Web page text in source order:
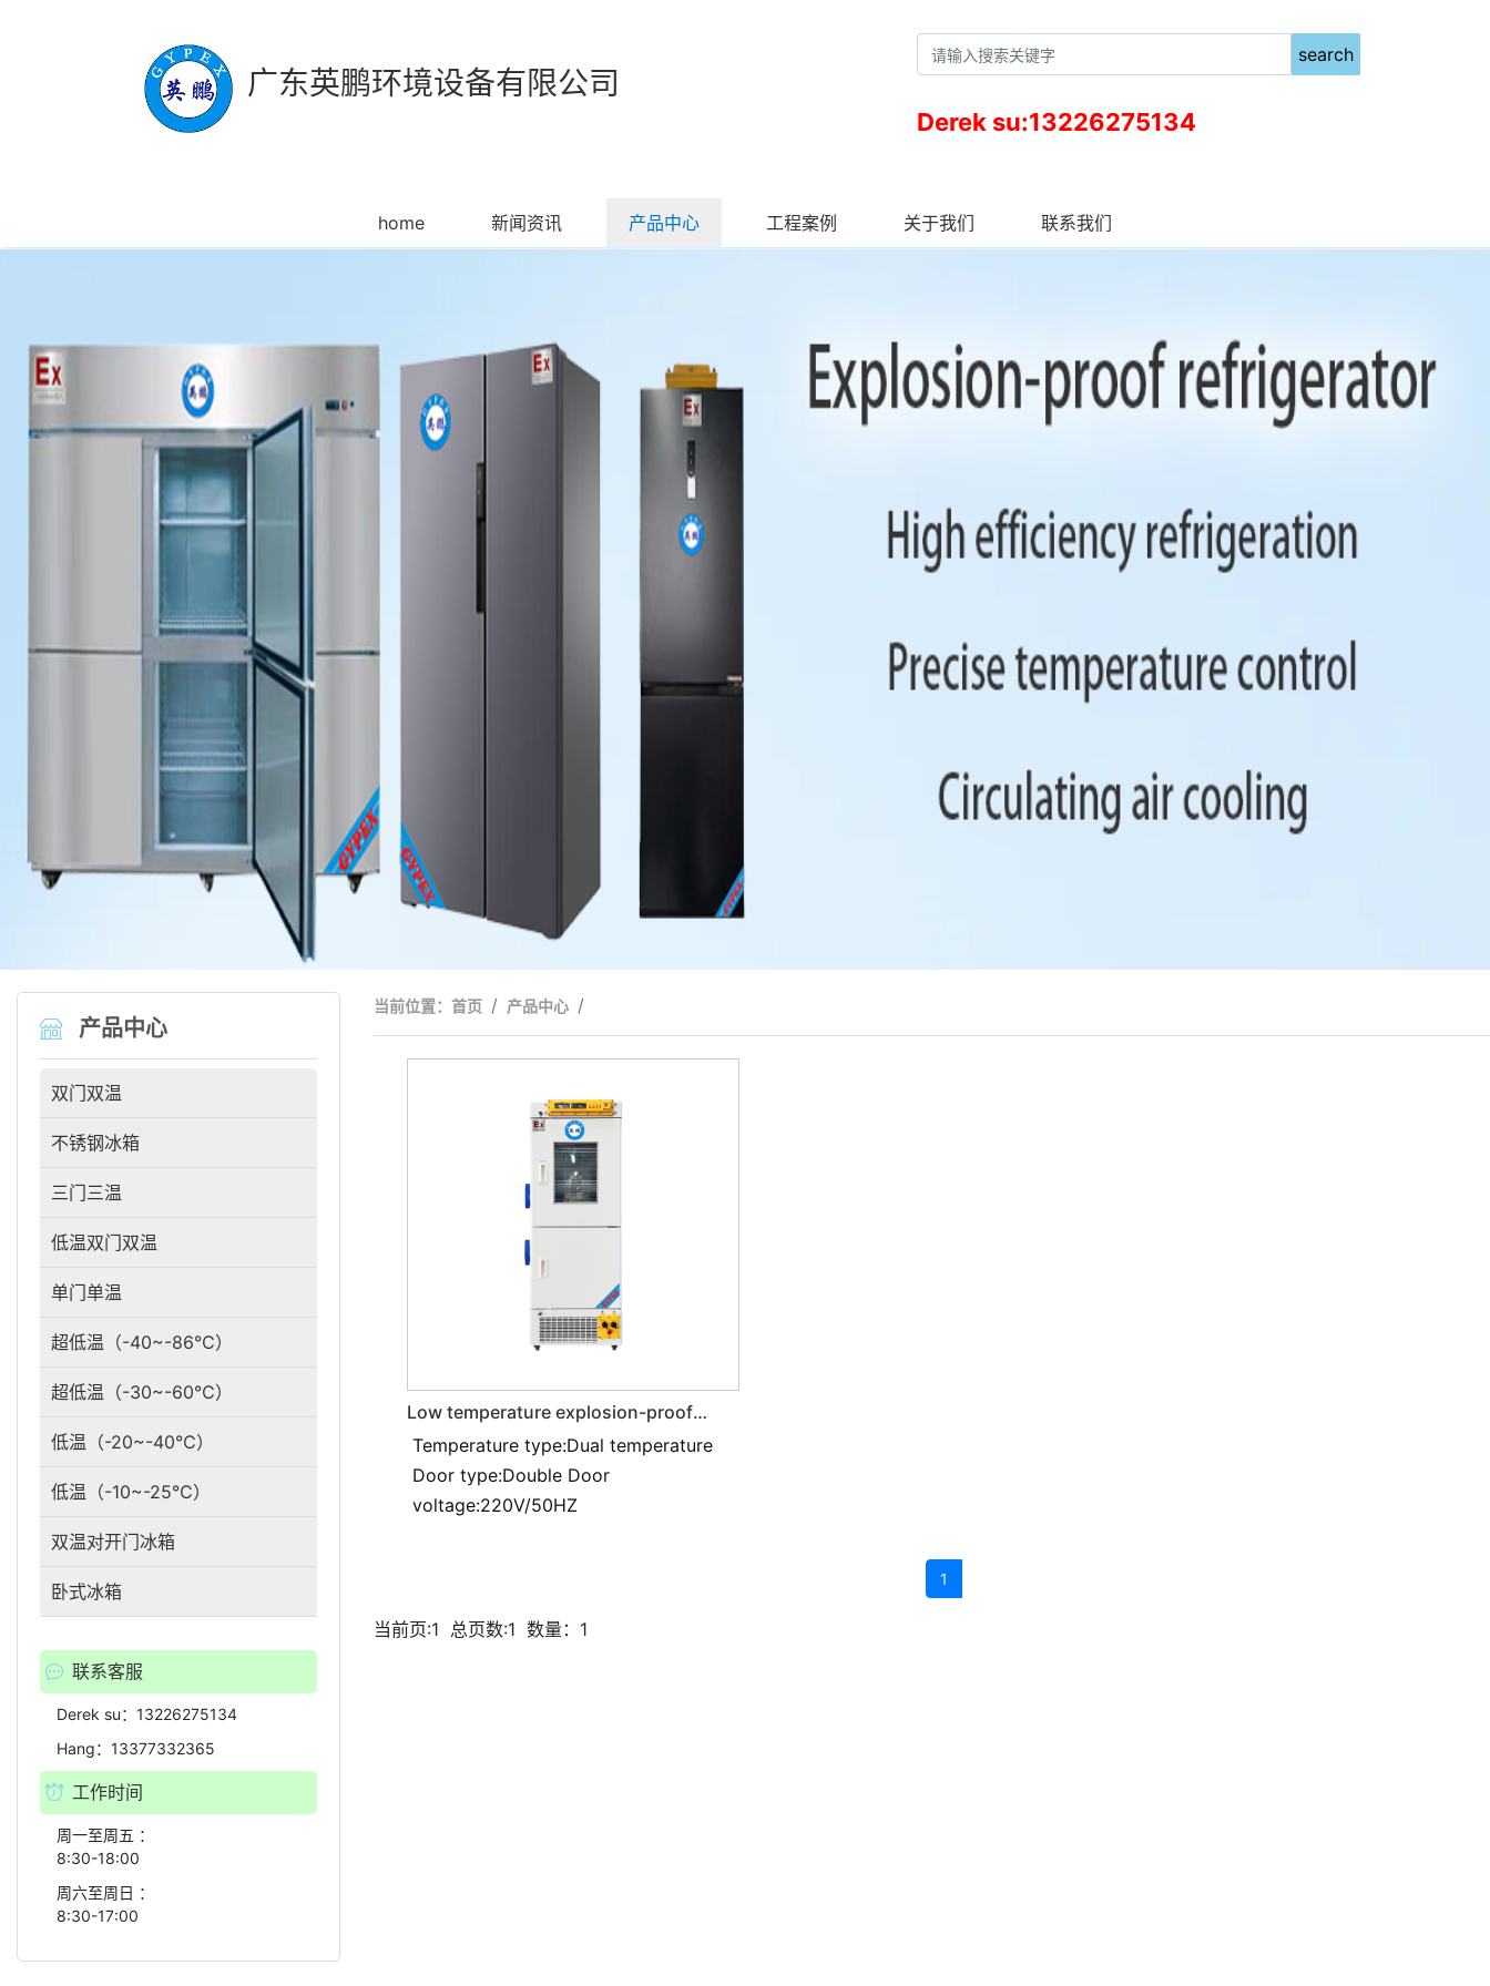
广东英鹏环境设备有限公司
search
Derek su:13226275134
home 新闻资讯 产品中心 工程案例 关于我们 联系我们
产品中心
双门双温
不锈钢冰箱
三门三温
低温双门双温
单门单温
超低温（-40~-86℃）
超低温（-30~-60℃）
低温（-20~-40℃）
低温（-10~-25℃）
双温对开门冰箱
卧式冰箱
联系客服
Derek su：13226275134
Hang：13377332365
工作时间
周一至周五 ：
8:30-18:00
周六至周日 ：
8:30-17:00
当前位置： 首页 产品中心
Low temperature explosion-proof
refrigerator BL-400SMSZ318L
Temperature type:Dual temperature
Door type:Double Door
voltage:220V/50HZ
1
当前页:1 总页数:1 数量：1